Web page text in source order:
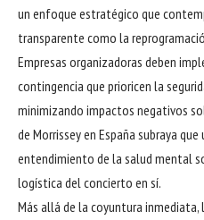
un enfoque estratégico que
transparente como la
Empresas organizadoras deben
contingencia que prioricen la
minimizando impactos negativos
de Morrissey en España subraya
entendimiento de la salud mental
logística del concierto en sí.
Más allá de la coyuntura